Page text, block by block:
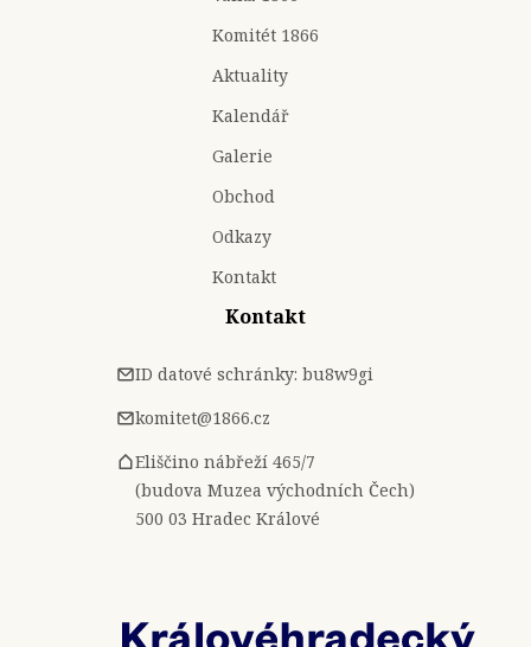
Komitét 1866
Aktuality
Kalendář
Galerie
Obchod
Odkazy
Kontakt
Kontakt
ID datové schránky: bu8w9gi
komitet@1866.cz
Eliščino nábřeží 465/7
(budova Muzea východních Čech)
500 03 Hradec Králové